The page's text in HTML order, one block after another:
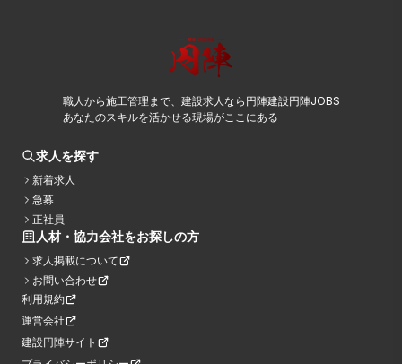
職人から施工管理まで、建設求人なら円陣建設円陣JOBS
あなたのスキルを活かせる現場がここにある
求人を探す
新着求人
急募
正社員
人材・協力会社をお探しの方
求人掲載について
お問い合わせ
利用規約
運営会社
建設円陣サイト